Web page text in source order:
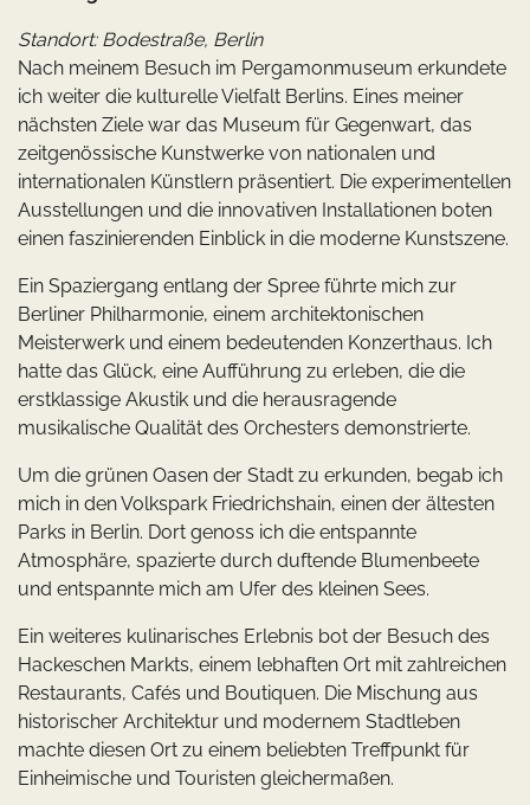
Standort: Bodestraße, Berlin
Nach meinem Besuch im Pergamonmuseum erkundete
ich weiter die kulturelle Vielfalt Berlins. Eines meiner
nächsten Ziele war das Museum für Gegenwart, das
zeitgenössische Kunstwerke von nationalen und
internationalen Künstlern präsentiert. Die experimentellen
Ausstellungen und die innovativen Installationen boten
einen faszinierenden Einblick in die moderne Kunstszene.
Ein Spaziergang entlang der Spree führte mich zur
Berliner Philharmonie, einem architektonischen
Meisterwerk und einem bedeutenden Konzerthaus. Ich
hatte das Glück, eine Aufführung zu erleben, die die
erstklassige Akustik und die herausragende
musikalische Qualität des Orchesters demonstrierte.
Um die grünen Oasen der Stadt zu erkunden, begab ich
mich in den Volkspark Friedrichshain, einen der ältesten
Parks in Berlin. Dort genoss ich die entspannte
Atmosphäre, spazierte durch duftende Blumenbeete
und entspannte mich am Ufer des kleinen Sees.
Ein weiteres kulinarisches Erlebnis bot der Besuch des
Hackeschen Markts, einem lebhaften Ort mit zahlreichen
Restaurants, Cafés und Boutiquen. Die Mischung aus
historischer Architektur und modernem Stadtleben
machte diesen Ort zu einem beliebten Treffpunkt für
Einheimische und Touristen gleichermaßen.